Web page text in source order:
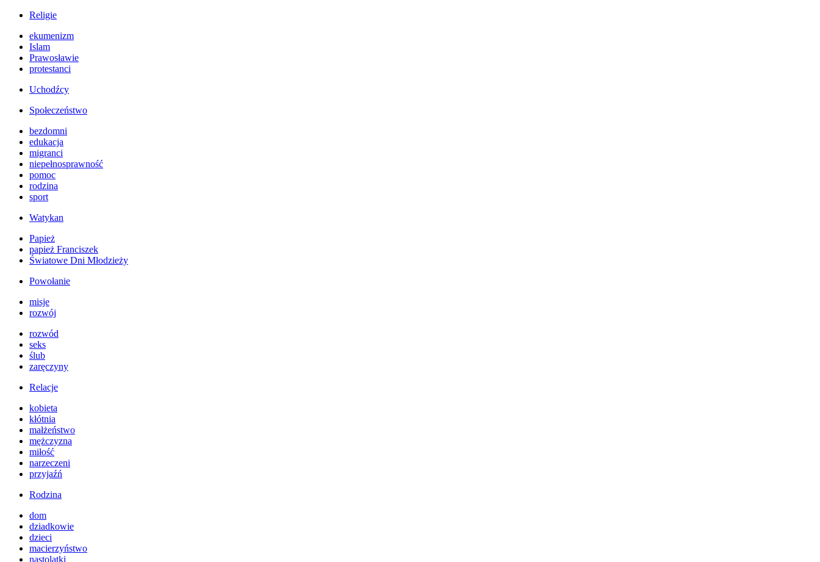
Religie
ekumenizm
Islam
Prawosławie
protestanci
Uchodźcy
Społeczeństwo
bezdomni
edukacja
migranci
niepełnosprawność
pomoc
rodzina
sport
Watykan
Papież
papież Franciszek
Światowe Dni Młodzieży
Powołanie
misje
rozwój
rozwód
seks
ślub
zaręczyny
Relacje
kobieta
kłótnia
małżeństwo
mężczyzna
miłość
narzeczeni
przyjaźń
Rodzina
dom
dziadkowie
dzieci
macierzyństwo
nastolatki